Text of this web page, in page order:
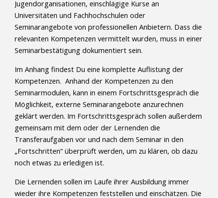
Jugendorganisationen, einschlägige Kurse an
Universitäten und Fachhochschulen oder
Seminarangebote von professionellen Anbietern. Dass die
relevanten Kompetenzen vermittelt wurden, muss in einer
Seminarbestätigung dokumentiert sein.
Im Anhang findest Du eine komplette Auflistung der
Kompetenzen. Anhand der Kompetenzen zu den
Seminarmodulen, kann in einem Fortschrittsgespräch die
Möglichkeit, externe Seminarangebote anzurechnen
geklärt werden. Im Fortschrittsgespräch sollen außerdem
gemeinsam mit dem oder der Lernenden die
Transferaufgaben vor und nach dem Seminar in den
„Fortschritten“ überprüft werden, um zu klären, ob dazu
noch etwas zu erledigen ist.
Die Lernenden sollen im Laufe ihrer Ausbildung immer
wieder ihre Kompetenzen feststellen und einschätzen. Die